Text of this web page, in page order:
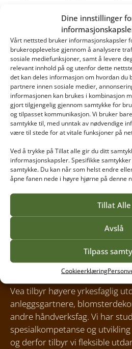
Dine innstillinger
Vårt nettsted bruker informasjonskapsler
brukeropplevelse gjennom å analysere
sosiale mediefunksjoner, samt å levere
relevant innhold på og utenfor dette
det kan deles informasjon om hvordan du
partnere innen sosiale medier,
informasjonen kan brukes i kombinasjon
gjort tilgjengelig gjennom samtykke for
og tilpasset kommunikasjon. Vi bruker
samtykke til, med unntak av nødvendige
være til stede for at vitale funksjoner på
Ved å trykke på Tillat alle gir du ditt
informasjonskapsler. Spesifikke
samtykke. Du kan når som helst endre
åpne fanen nede i høyre hjørne på denne
Tillat Alle
Avslå
Tilpass
Cookieerklæring
Se Mesternemda sine
kreves for å kunne søke om
Mesterbrev
Kontakt oss
Norges grønne fagskole
Turistveien 92
2390 Moelv
vea@vea-fs.no
Vea tilbyr høyere yrkesfaglig
anleggsgartnere,
andre håndverksfag. Vi har
spesialkompetanse og
og derfor tilbyr vi fleksible